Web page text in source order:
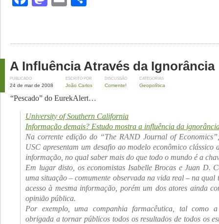
A Influência Através da Ignorância
PUBLICADO
24 de mar de 2008
ESCRITO POR
João Carlos
DISCUSSÃO
Comente!
CATEGORIAS
Geopolítica
“Pescado” do EurekAlert…
University of Southern California
Informação demais? Estudo mostra a influência da
Na corrente edição do “The RAND Journal of
USC apresentam um desafio ao modelo econômico clássico
informação, no qual saber mais do que todo o mundo é a
Em lugar disto, os economistas Isabelle Brocas e Juan D.
uma situação – comumente observada na vida real – na qual
acesso à mesma informação, porém um dos atores ainda
opinião pública.
Por exemplo, uma companhia farmacêutica, tal como
obrigada a tornar públicos todos os resultados de todos os